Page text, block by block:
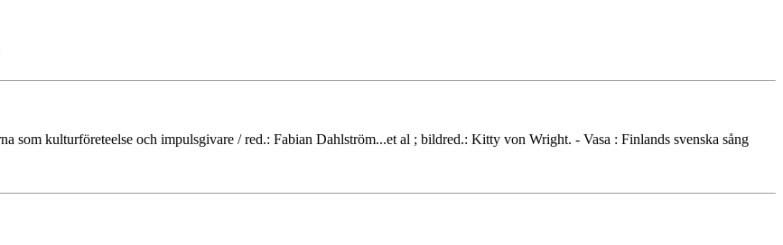
som kulturföreteelse och impulsgivare / red.: Fabian Dahlström...et al ; bildred.: Kitty von Wright. - Vasa : Finlands svenska sång